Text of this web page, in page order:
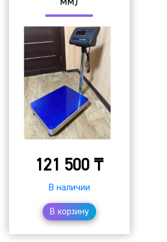
121 500 ₸
В наличии
В корзину